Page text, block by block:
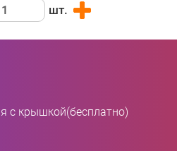
шт.
с крышкой(бесплатно)